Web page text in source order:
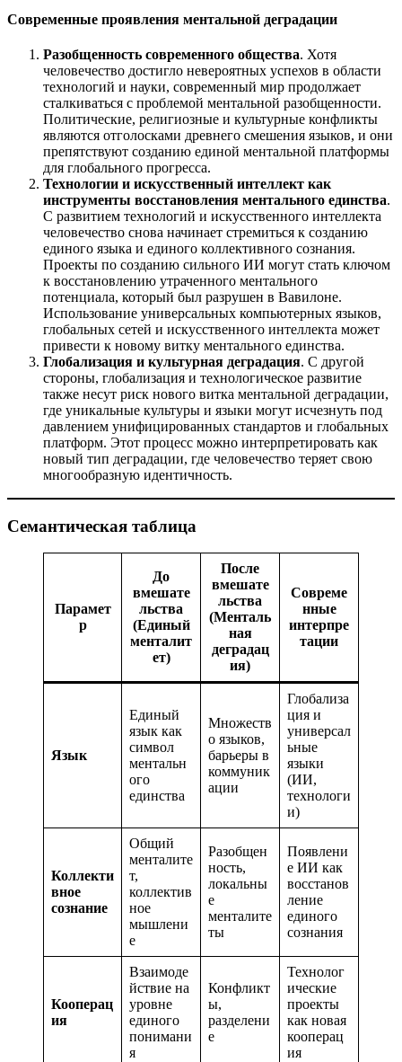
Современные проявления ментальной деградации
Разобщенность современного общества. Хотя
человечество достигло невероятных успехов в области
технологий и науки, современный мир продолжает
сталкиваться с проблемой ментальной разобщенности.
Политические, религиозные и культурные конфликты
являются отголосками древнего смешения языков, и они
препятствуют созданию единой ментальной платформы
для глобального прогресса.
Технологии и искусственный интеллект как
инструменты восстановления ментального единства.
С развитием технологий и искусственного интеллекта
человечество снова начинает стремиться к созданию
единого языка и единого коллективного сознания.
Проекты по созданию сильного ИИ могут стать ключом
к восстановлению утраченного ментального
потенциала, который был разрушен в Вавилоне.
Использование универсальных компьютерных языков,
глобальных сетей и искусственного интеллекта может
привести к новому витку ментального единства.
Глобализация и культурная деградация. С другой
стороны, глобализация и технологическое развитие
также несут риск нового витка ментальной деградации,
где уникальные культуры и языки могут исчезнуть под
давлением унифицированных стандартов и глобальных
платформ. Этот процесс можно интерпретировать как
новый тип деградации, где человечество теряет свою
многообразную идентичность.
Семантическая таблица
Парамет
р
До
вмешате
льства
(Единый
менталит
ет)
После
вмешате
льства
(Менталь
ная
деградац
ия)
Совреме
нные
интерпре
тации
Язык
Единый
язык как
символ
ментальн
ого
единства
Множеств
о языков,
барьеры в
коммуник
ации
Глобализа
ция и
универсал
ьные
языки
(ИИ,
технологи
и)
Коллекти
вное
сознание
Общий
менталите
т,
коллектив
ное
мышлени
е
Разобщен
ность,
локальны
е
менталите
ты
Появлени
е ИИ как
восстанов
ление
единого
сознания
Кооперац
ия
Взаимоде
йствие на
уровне
единого
понимани
я
Конфликт
ы,
разделени
е
Технолог
ические
проекты
как новая
кооперац
ия